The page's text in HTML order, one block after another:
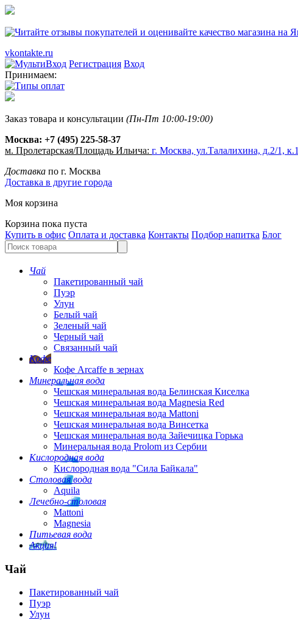
vkontakte.ru
Регистрация Вход
Принимаем:
Заказ товара и консультации (Пн-Пт 10:00-19:00)
Москва: +7 (495) 225-58-37
м. Пролетарская/Площадь Ильича: г. Москва, ул.Талалихина, д.2/1, к.1
Доставка по г. Москва
Доставка в другие города
Моя корзина
Корзина пока пуста
Купить в офис Оплата и доставка Контакты Подбор напитка Блог
Чай
Пакетированный чай
Пуэр
Улун
Белый чай
Зеленый чай
Черный чай
Связанный чай
Кофе
Кофе Arcaffe в зернах
Минеральная вода
Чешская минеральная вода Белинская Киселка
Чешская минеральная вода Magnesia Red
Чешская минеральная вода Mattoni
Чешская минеральная вода Винсетка
Чешская минеральная вода Зайечицка Горька
Минеральная вода Prolom из Сербии
Кислородная вода
Кислородная вода "Сила Байкала"
Столовая вода
Aquila
Лечебно-столовая
Mattoni
Magnesia
Питьевая вода
Акция!
Чай
Пакетированный чай
Пуэр
Улун